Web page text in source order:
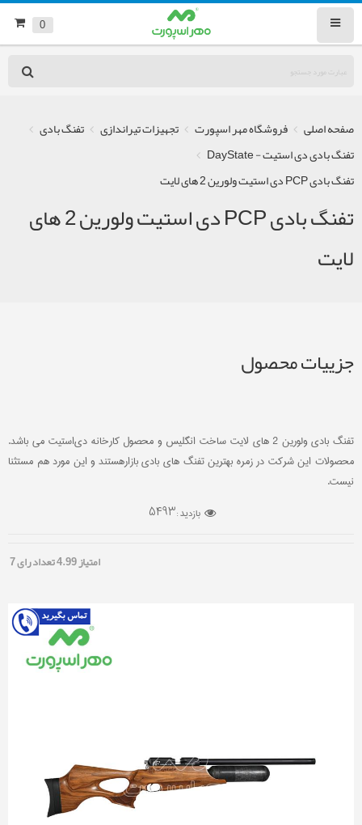
0
صفحه اصلی فروشگاه مهر اسپورت تجهیزات تیراندازی
تفنگ بادی
تفنگ بادی دی استیت - DayState
تفنگ بادی PCP دی استیت ولورین 2 های لایت
تفنگ بادی PCP دی استیت ولورین 2 های
لایت
جزییات محصول
تفنگ بادی ولورین 2 های لایت ساخت انگلیس و محصول کارخانه دی‌استیت می باشد.
محصولات این شرکت در زمره بهترین تفنگ های بادی بازارهستند و این مورد هم مستثنا
نیست.
بازدید :5493
امتیاز4.99تعداد رای7